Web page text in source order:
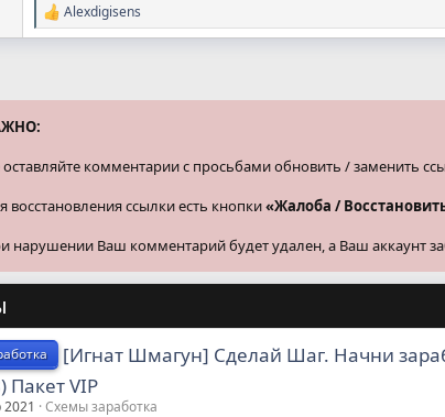
Р
е
и
Alexdigisens
комментарии с просьбами обновить / заменить
восстановления ссылки есть кнопки«Жалоба /
нарушении Ваш комментарий будет удален, а Ваш аккаунт
[Игнат Шмагун] Сделай Шаг. Начни
Пакет VIP
Схемы заработка